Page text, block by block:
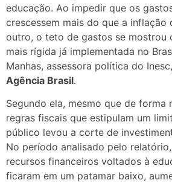
educação. Ao impedir que os
crescessem mais do que a inflação
outro, o teto de gastos se mostrou
mais rígida já implementada no
Manhas, assessora política do
Agência Brasil.
Segundo ela, mesmo que de forma
regras fiscais que estipulam um
público levou a corte de
No período analisado pelo
recursos financeiros voltados à
ficaram em um patamar baixo,